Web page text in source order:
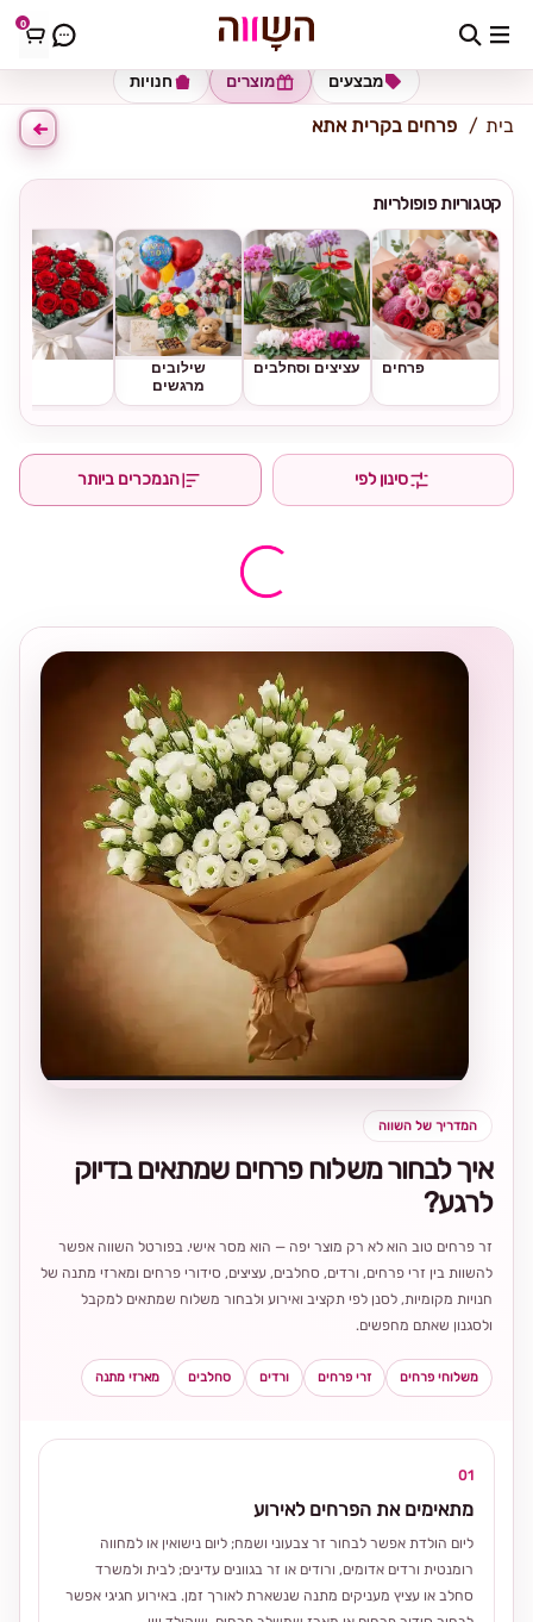
0 כתובת למשלוח הזינו כתובת
חנויות מוצרים מבצעים
בית פרחים בקרית אתא
קטגוריות פופולריות
פרחים עציצים וסחלבים
שילובים
מרגשים
סינון לפי הנמכרים ביותר
המדריך של השווה
איך לבחור משלוח פרחים שמתאים בדיוק
לרגע?
זר פרחים טוב הוא לא רק מוצר יפה — הוא מסר אישי. בפורטל השווה אפשר
להשוות בין זרי פרחים, ורדים, סחלבים, עציצים, סידורי פרחים ומארזי מתנה של
חנויות מקומיות, לסנן לפי תקציב ואירוע ולבחור משלוח שמתאים למקבל
ולסגנון שאתם מחפשים.
משלוחי פרחים זרי פרחים ורדים סחלבים מארזי מתנה
01
מתאימים את הפרחים לאירוע
ליום הולדת אפשר לבחור זר צבעוני ושמח; ליום נישואין או למחווה
רומנטית ורדים אדומים, ורודים או זר בגוונים עדינים; לבית ולמשרד
סחלב או עציץ מעניקים מתנה שנשארת לאורך זמן. באירוע חגיגי אפשר